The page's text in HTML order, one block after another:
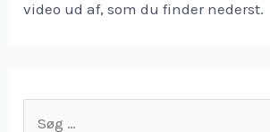
video ud af, som du finder nederst.